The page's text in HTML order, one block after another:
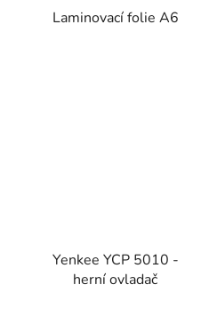
Laminovací folie A6
Yenkee YCP 5010 -
herní ovladač